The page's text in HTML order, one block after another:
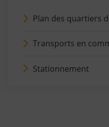
Plan des quartiers
Transports en
Stationnement